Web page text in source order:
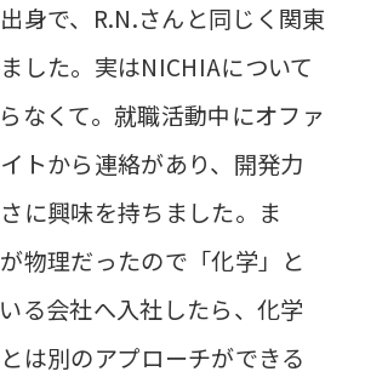
身で、R.N.さんと同じく関東
した。実はNICHIAについて
なくて。就職活動中にオファ
トから連絡があり、開発力
に興味を持ちました。ま
物理だったので「化学」と
る会社へ入社したら、化学
は別のアプローチができる